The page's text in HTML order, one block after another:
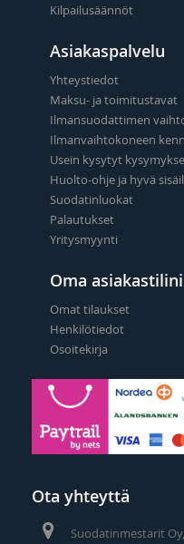
Kilpailusäännöt
Asiakaspalvelu
Yhteystiedot
Maksu- ja toimitustavat
Ilmansuodattimen
Ilmanvaihtokoneen
Usein kysytyt
Huolto-ohje ja hyvä
Suodatinluokat
Palautukset
Yritysmyynti
Oma asiakastilini
Omat tilaukset
Henkilötiedot
Osoitekirja
Ota yhteyttä
Suodatinmestarit